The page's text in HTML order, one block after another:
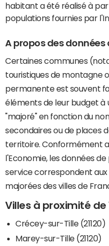
habitant a été réalisé à
populations fournies par
A propos des données
Certaines communes
touristiques de montagne
permanente est souvent
éléments de leur budget
"majoré" en fonction du
secondaires ou de places
territoire. Conformément
l'Economie, les données
service correspondent
majorées des villes de
Villes à proximité
Crécey-sur-Tille (21120)
Marey-sur-Tille (21120)